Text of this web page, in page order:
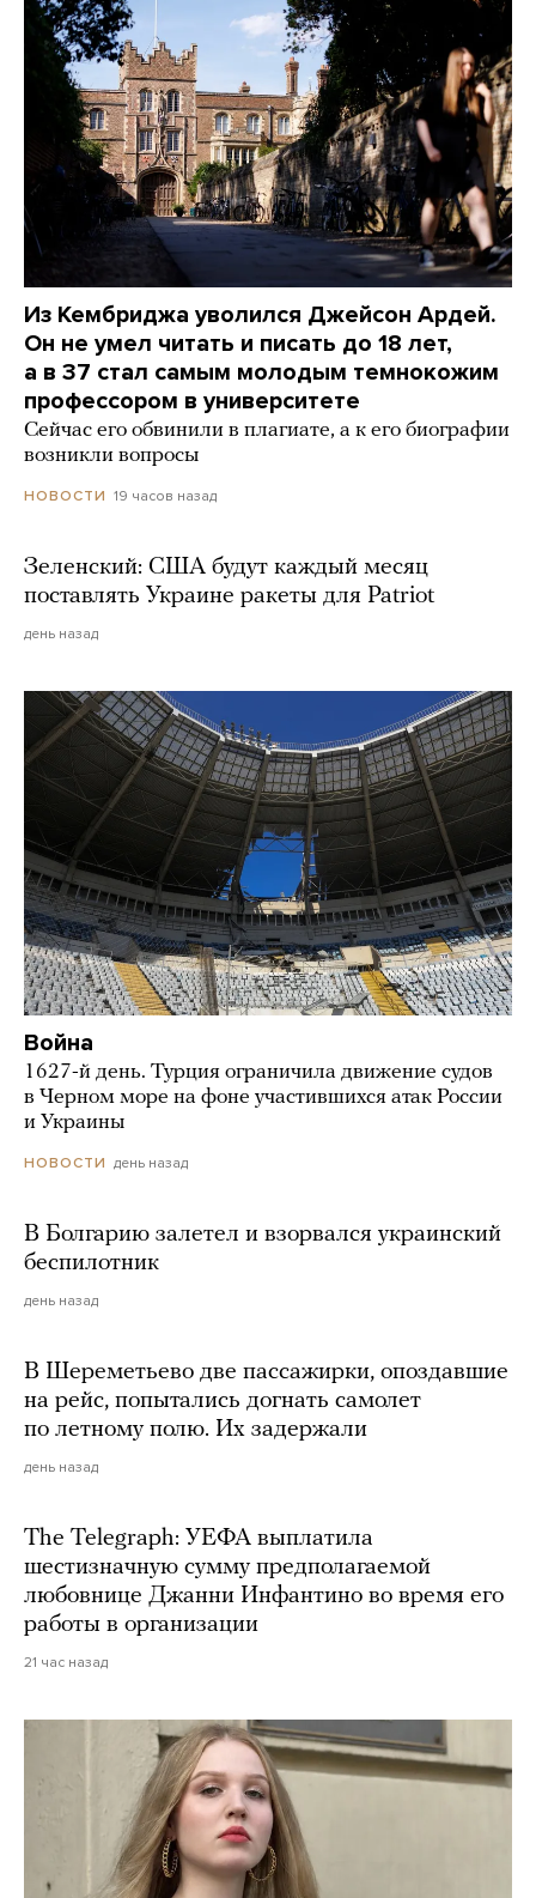
Из Кембриджа уволился Джейсон Ардей.
Он не умел читать и писать до 18 лет,
а в 37 стал самым молодым темнокожим
профессором в университете
Сейчас его обвинили в плагиате, а к его биографии
возникли вопросы
НОВОСТИ 19 часов назад
Зеленский: США будут каждый месяц
поставлять Украине ракеты для Patriot
день назад
Война
1627-й день. Турция ограничила движение судов
в Черном море на фоне участившихся атак России
и Украины
НОВОСТИ день назад
В Болгарию залетел и взорвался украинский
беспилотник
день назад
В Шереметьево две пассажирки, опоздавшие
на рейс, попытались догнать самолет
по летному полю. Их задержали
день назад
The Telegraph: УЕФА выплатила
шестизначную сумму предполагаемой
любовнице Джанни Инфантино во время его
работы в организации
21 час назад